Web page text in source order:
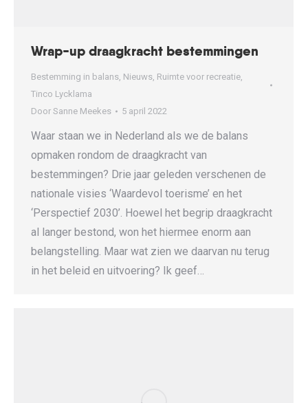
Wrap-up draagkracht bestemmingen
Bestemming in balans, Nieuws, Ruimte voor recreatie,
Tinco Lycklama
Door Sanne Meekes 5 april 2022
Waar staan we in Nederland als we de balans
opmaken rondom de draagkracht van
bestemmingen? Drie jaar geleden verschenen de
nationale visies ‘Waardevol toerisme’ en het
‘Perspectief 2030’. Hoewel het begrip draagkracht
al langer bestond, won het hiermee enorm aan
belangstelling. Maar wat zien we daarvan nu terug
in het beleid en uitvoering? Ik geef…